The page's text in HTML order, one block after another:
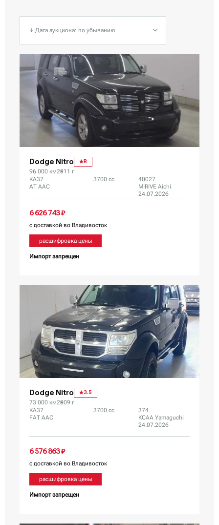
↓ Дата аукциона: по убыванию
Dodge Nitro R
96 000 км2011 г
KA37
AT AAC
3700 сс
40027
MIRIVE Aichi
24.07.2026
6 626 743 ₽
с доставкой во Владивосток
расшифровка цены
Импорт запрещен
Dodge Nitro 3.5
73 000 км2009 г
KA37
FAT AAC
3700 сс
374
KCAA Yamaguchi
24.07.2026
6 576 863 ₽
с доставкой во Владивосток
расшифровка цены
Импорт запрещен